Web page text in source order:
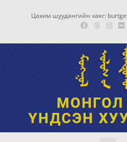
Цахим шуудангийн хаяг: